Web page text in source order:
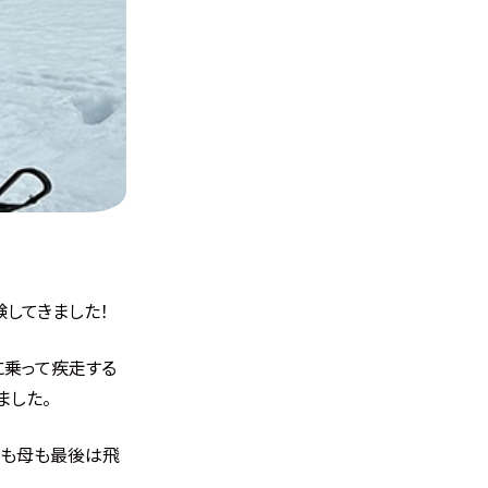
てきました！
って疾走する
た。
母も最後は飛